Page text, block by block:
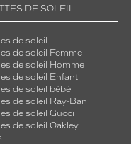
DE SOLEIL
de soleil
de soleil Femme
de soleil Homme
de soleil Enfant
de soleil bébé
de soleil Ray-Ban
de soleil Gucci
de soleil Oakley